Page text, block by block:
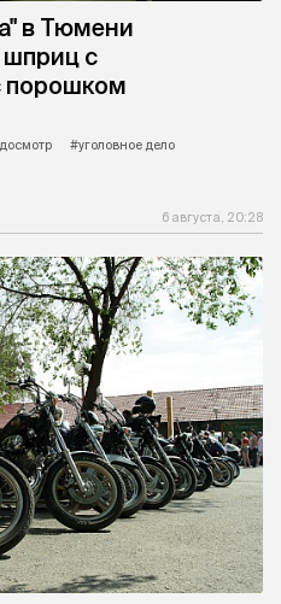
в Тюмени
шприц с
порошком
#уголовное дело
6 августа, 20:28